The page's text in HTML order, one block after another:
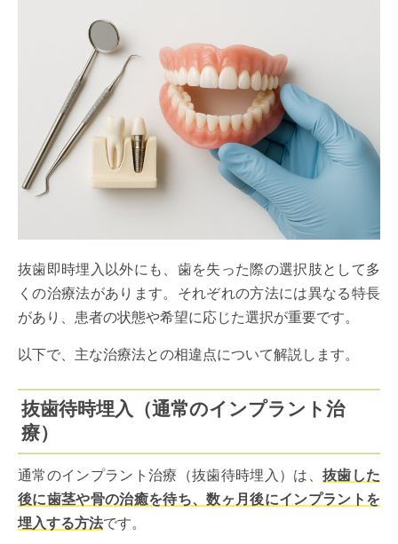
抜歯即時埋入以外にも、歯を失った際の選択肢として多
くの治療法があります。それぞれの方法には異なる特長
があり、患者の状態や希望に応じた選択が重要です。
以下で、主な治療法との相違点について解説します。
抜歯待時埋入（通常のインプラント治
療）
通常のインプラント治療（抜歯待時埋入）は、 抜歯した
後に歯茎や骨の治癒を待ち、数ヶ月後にインプラントを
埋入する方法です。